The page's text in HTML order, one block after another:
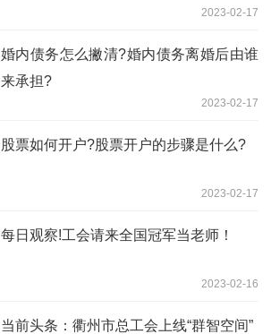
2023-02-17
婚内债务怎么撇清?婚内债务离婚后由谁
来承担?
2023-02-17
股票如何开户?股票开户的步骤是什么?
2023-02-17
每日观察!工会请来全国冠军当老师！
2023-02-16
当前头条：衢州市总工会上线“群智空间”